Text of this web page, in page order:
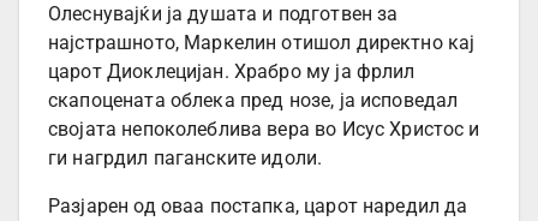
Олеснувајќи ја душата и подготвен за
најстрашното, Маркелин отишол директно кај
царот Диоклецијан. Храбро му ја фрлил
скапоцената облека пред нозе, ја исповедал
својата непоколеблива вера во Исус Христос и
ги нагрдил паганските идоли.
Разјарен од оваа постапка, царот наредил да